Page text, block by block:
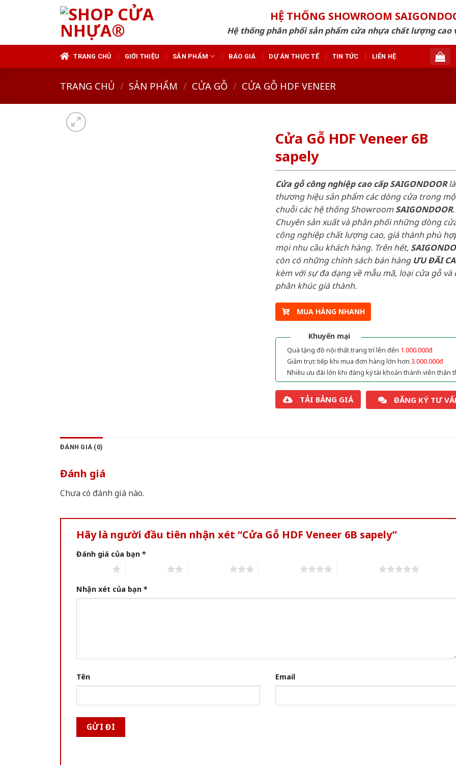
HỆ THỐNG SHOWROOM
Hệ thống phân phối sản phẩm cửa nhựa chất lượng cao
TRANG CHỦ GIỚI THIỆU SẢN PHẨM BÁO GIÁ DỰ ÁN THỰC TẾ TIN TỨC LIÊN HỆ
TRANG CHỦ / SẢN PHẨM / CỬA GỖ / CỬA GỖ HDF VENEER
Cửa Gỗ HDF Veneer 6B
sapely
Cửa gỗ công nghiệp cao cấp SAIGONDOORlà
thương hiệu sản phẩm các dòng cửa trong
chuỗi các hệ thống ShowroomSAIGONDOOR.
Chuyên sản xuất và phân phối những dòng
công nghiệp chất lượng cao, giá thành phù
mọi nhu cầu khách hàng. Trên hết,
còn có những chính sách bán hàng ƯU ĐÃI
kèm với sự đa dạng về mẫu mã, loại cửa gỗ và
phân khúc giá thành.
MUA HÀNG NHANH
Khuyến mại
Quà tặng đồ nội thất trang trí lên đến 1.000.000đ
Giảm trực tiếp khi mua đơn hàng lớn hơn 3.000.000đ
Nhiều ưu đãi lớn khi đăng ký tài khoản thành viên thân
TẢI BẢNG GIÁ ĐĂNG KÝ TƯ
ĐÁNH GIÁ (0)
Đánh giá
Chưa có đánh giá nào.
Hãy là người đầu tiên nhận xét “Cửa Gỗ HDF Veneer 6B sapely”
Đánh giá của bạn *
Nhận xét của bạn *
Tên Email